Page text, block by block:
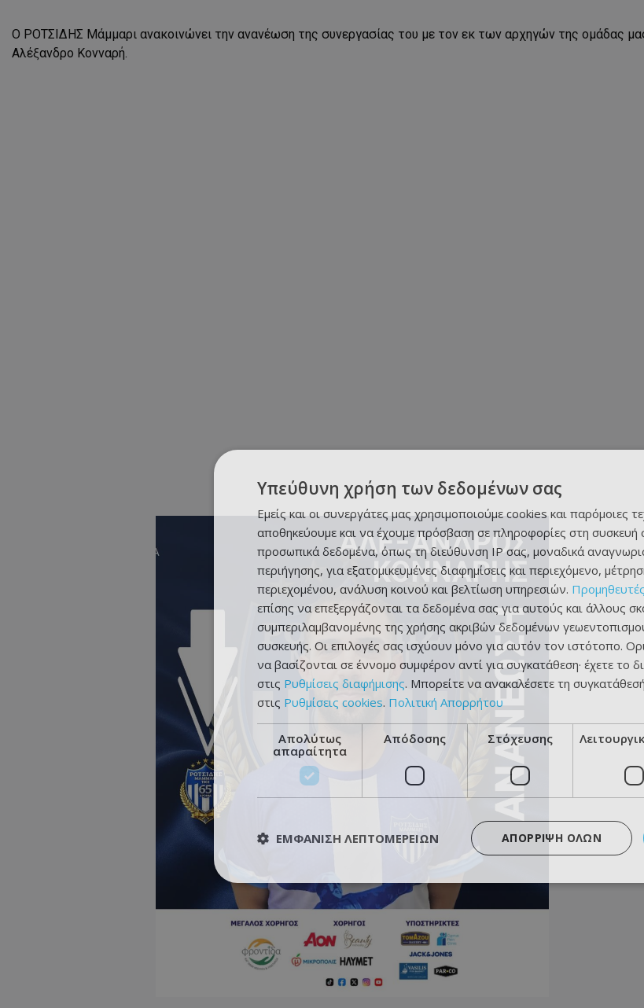
Ο ΡΟΤΣΙΔΗΣ Μάμμαρι ανακοινώνει την ανανέωση της συνεργασίας του με τον εκ των αρχηγών της ομάδας
Αλέξανδρο Κονναρή.
Υπεύθυνη χρήση των δεδομένων σας
Εμείς και οι συνεργάτες μας χρησιμοποιούμε cookies και παρόμοιες
αποθηκεύουμε και να έχουμε πρόσβαση σε πληροφορίες στη συσκευή
προσωπικά δεδομένα, όπως τη διεύθυνση IP σας, μοναδικά
περιήγησης, για εξατομικευμένες διαφημίσεις και περιεχόμενο,
περιεχομένου, ανάλυση κοινού και βελτίωση υπηρεσιών.
επίσης να επεξεργάζονται τα δεδομένα σας για αυτούς και άλλους
συμπεριλαμβανομένης της χρήσης ακριβών δεδομένων
συσκευής. Οι επιλογές σας ισχύουν μόνο για αυτόν τον ιστότοπο.
να βασίζονται σε έννομο συμφέρον αντί για συγκατάθεση· έχετε το
στις Ρυθμίσεις διαφήμισης. Μπορείτε να ανακαλέσετε τη
στις Ρυθμίσεις cookies. Πολιτική Απορρήτου
Απολύτως
απαραίτητα
Απόδοσης Στόχευσης
ΑΠΌΡΡΙΨΗ ΌΛΩΝ
ΕΜΦΆΝΙΣΗ ΛΕΠΤΟΜΕΡΕΙΏΝ